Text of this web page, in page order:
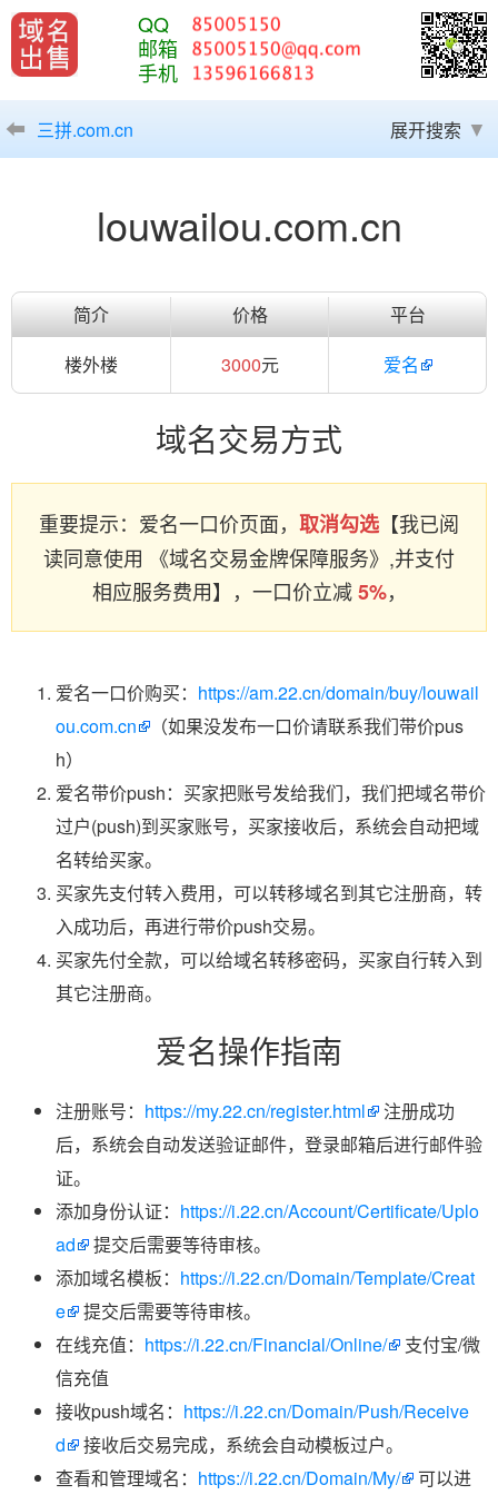
QQ
邮箱
手机
三拼.com.cn 展开搜索
louwailou.com.cn
简介 价格
平台
楼外楼
3000元 爱名
域名交易方式
重要提示：爱名一口价页面， 取消勾选 【我已阅
读同意使用 《域名交易金牌保障服务》,并支付
相应服务费用】，一口价立减5%，
爱名一口价购买： https://am.22.cn/domain/buy/louwail
ou.com.cn
（如果没发布一口价请联系我们带价pus
h）
爱名带价push：买家把账号发给我们，我们把域名带价
过户(push)到买家账号，买家接收后，系统会自动把域
名转给买家。
买家先支付转入费用，可以转移域名到其它注册商，转
入成功后，再进行带价push交易。
买家先付全款，可以给域名转移密码，买家自行转入到
其它注册商。
爱名操作指南
注册账号： https://my.22.cn/register.html
注册成功
后，系统会自动发送验证邮件，登录邮箱后进行邮件验
证。
添加身份认证： https://i.22.cn/Account/Certificate/Uplo
ad
提交后需要等待审核。
添加域名模板： https://i.22.cn/Domain/Template/Creat
e
提交后需要等待审核。
在线充值： https://i.22.cn/Financial/Online/
支付宝/微
信充值
接收push域名： https://i.22.cn/Domain/Push/Receive
d
接收后交易完成，系统会自动模板过户。
查看和管理域名： https://i.22.cn/Domain/My/ 可以进